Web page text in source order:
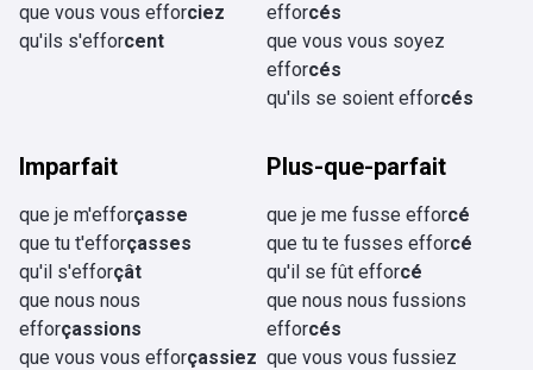
que vous vous efforciez
qu'ils s'efforcent
efforcés
que vous vous soyez
efforcés
qu'ils se soient efforcés
Imparfait
que je m'efforçasse
que tu t'efforçasses
qu'il s'efforçât
que nous nous
efforçassions
que vous vous efforçassiez
Plus-que-parfait
que je me fusse efforcé
que tu te fusses efforcé
qu'il se fût efforcé
que nous nous fussions
efforcés
que vous vous fussiez